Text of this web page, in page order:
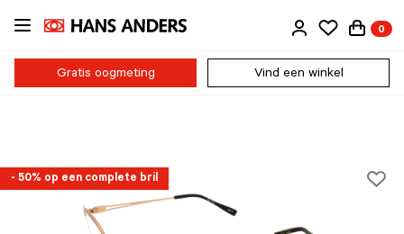
Ga
naar
inhoud
0
Gratis oogmeting Vind een winkel
- 50% op een complete bril